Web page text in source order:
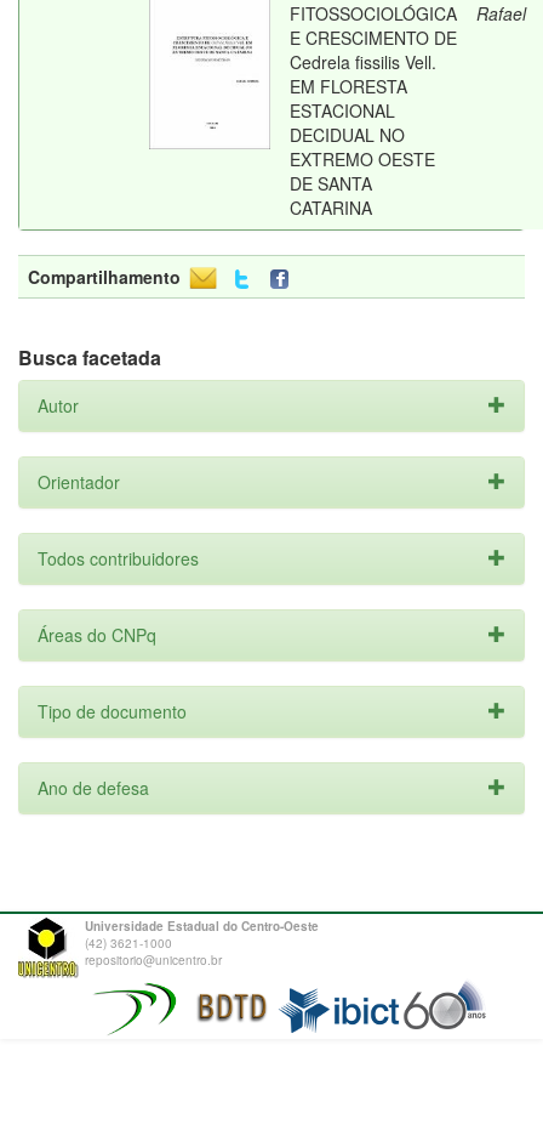
FITOSSOCIOLÓGICA
E CRESCIMENTO DE
Cedrela fissilis Vell.
EM FLORESTA
ESTACIONAL
DECIDUAL NO
EXTREMO OESTE
DE SANTA
CATARINA
Rafael
Compartilhamento
Busca facetada
Autor
Orientador
Todos contribuidores
Áreas do CNPq
Tipo de documento
Ano de defesa
Universidade Estadual do Centro-Oeste
(42) 3621-1000
repositorio@unicentro.br